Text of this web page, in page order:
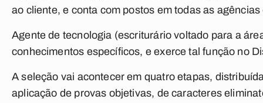
ao cliente, e conta com postos em todas as agências
Agente de tecnologia (escriturário voltado para a
conhecimentos específicos, e exerce tal função no
A seleção vai acontecer em quatro etapas,
aplicação de provas objetivas, de caracteres